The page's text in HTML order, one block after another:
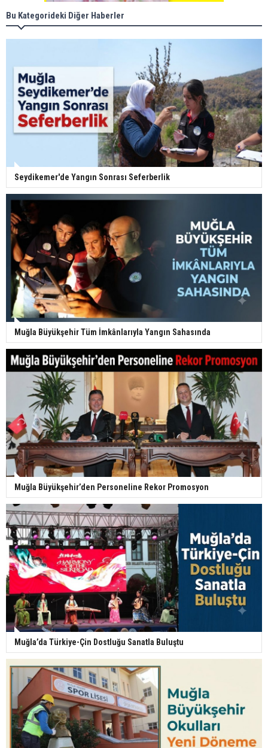
Bu Kategorideki Diğer Haberler
Seydikemer'de Yangın Sonrası Seferberlik
Muğla Büyükşehir Tüm İmkânlarıyla Yangın Sahasında
Muğla Büyükşehir’den Personeline Rekor Promosyon
Muğla’da Türkiye-Çin Dostluğu Sanatla Buluştu